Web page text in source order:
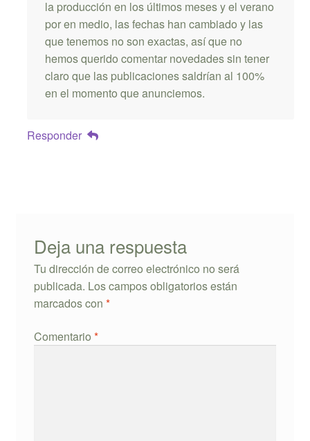
la producción en los últimos meses y el verano
por en medio, las fechas han cambiado y las
que tenemos no son exactas, así que no
hemos querido comentar novedades sin tener
claro que las publicaciones saldrían al 100%
en el momento que anunciemos.
Responder
Deja una respuesta
Tu dirección de correo electrónico no será
publicada. Los campos obligatorios están
marcados con *
Comentario *